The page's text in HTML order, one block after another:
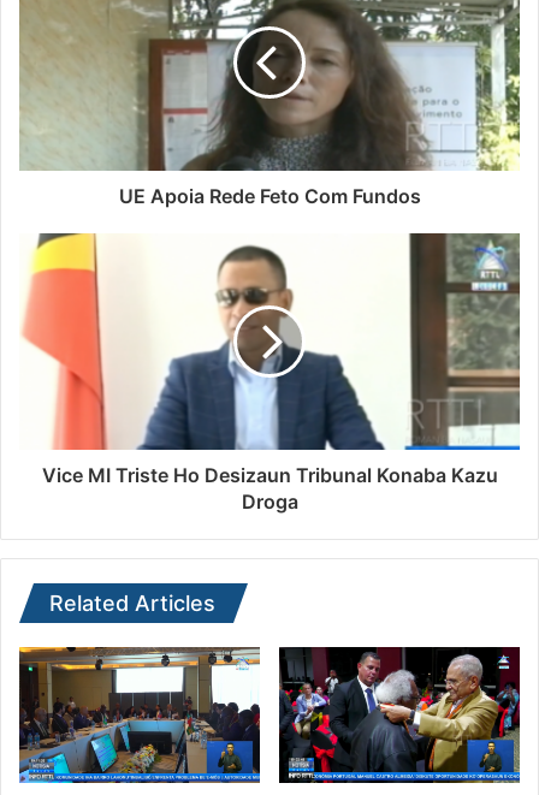
UE Apoia Rede Feto Com Fundos
Vice MI Triste Ho Desizaun Tribunal Konaba Kazu
Droga
Related Articles